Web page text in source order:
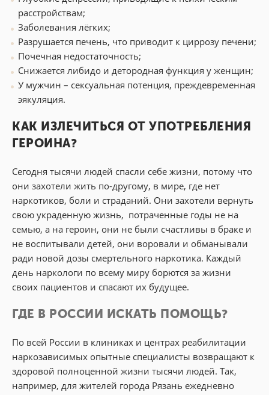
расстройствам;
Заболевания лёгких;
Разрушается печень, что приводит к циррозу печени;
Почечная недостаточность;
Снижается либидо и детородная функция у женщин;
У мужчин – сексуальная потенция, преждевременная
эякуляция.
КАК ИЗЛЕЧИТЬСЯ ОТ УПОТРЕБЛЕНИЯ
ГЕРОИНА?
Сегодня тысячи людей спасли себе жизни, потому что
они захотели жить по-другому, в мире, где нет
наркотиков, боли и страданий. Они захотели вернуть
свою украденную жизнь, потраченные годы не на
семью, а на героин, они не были счастливы в браке и
не воспитывали детей, они воровали и обманывали
ради новой дозы смертельного наркотика. Каждый
день наркологи по всему миру борются за жизни
своих пациентов и спасают их будущее.
ГДЕ В РОССИИ ИСКАТЬ ПОМОЩЬ?
По всей России в клиниках и центрах реабилитации
наркозависимых опытные специалисты возвращают к
здоровой полноценной жизни тысячи людей. Так,
например, для жителей города Рязань ежедневно